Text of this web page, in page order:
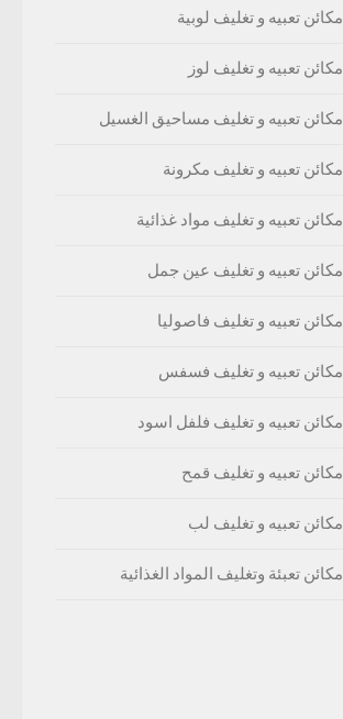
مكائن تعبيه و تغليف لوبية
مكائن تعبيه و تغليف لوز
مكائن تعبيه و تغليف مساحيق الغسيل
مكائن تعبيه و تغليف مكرونة
مكائن تعبيه و تغليف مواد غذائية
مكائن تعبيه و تغليف عين جمل
مكائن تعبيه و تغليف فاصوليا
مكائن تعبيه و تغليف فسفس
مكائن تعبيه و تغليف فلفل اسود
مكائن تعبيه و تغليف قمح
مكائن تعبيه و تغليف لب
مكائن تعبئة وتغليف المواد الغذائية